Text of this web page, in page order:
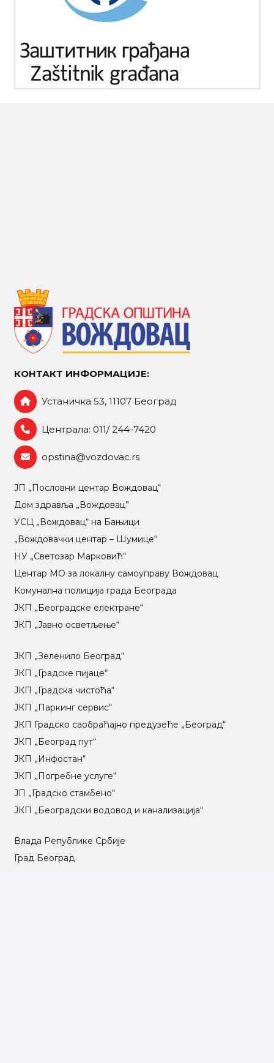
КОНТАКТ ИНФОРМАЦИЈЕ:
Устаничка 53, 11107 Београд
Централа: 011/ 244-7420
opstina@vozdovac.rs
ЈП „Пословни центар Вождовац“
Дом здравља „Вождовац”
УСЦ „Вождовац“ на Бањици
„Вождовачки центар – Шумице“
НУ „Светозар Марковић“
Центар МO за локалну самоуправу Вождовац
Комунална полиција града Београда
ЈКП „Београдске електране“
ЈКП „Јавно осветљење“
ЈКП „Зеленило Београд“
ЈКП „Градске пијаце“
ЈКП „Градска чистоћа“
ЈКП „Паркинг сервис“
ЈКП Градско саобраћајно предузеће „Београд“
ЈКП „Београд пут“
ЈКП „Инфостан“
ЈКП „Погребне услуге“
ЈП „Градско стамбено“
ЈКП „Београдски водовод и канализација“
Влада Републике Србије
Град Београд